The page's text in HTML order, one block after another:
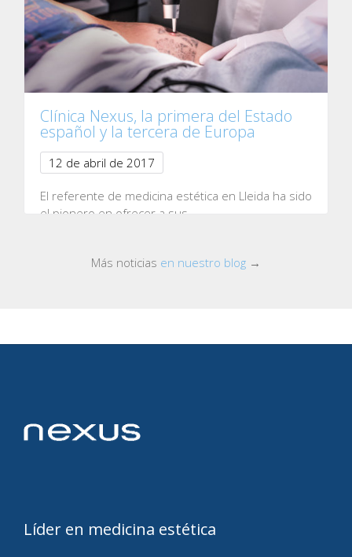
Clínica Nexus, la primera del Estado
español y la tercera de Europa
12 de abril de 2017
El referente de medicina estética en Lleida ha sido
el pionero en ofrecer a sus…
Más noticias en nuestro blog →
Líder en medicina estética